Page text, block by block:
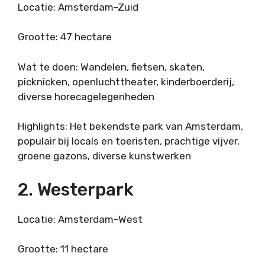
Locatie: Amsterdam-Zuid
Grootte: 47 hectare
Wat te doen: Wandelen, fietsen, skaten,
picknicken, openluchttheater, kinderboerderij,
diverse horecagelegenheden
Highlights: Het bekendste park van Amsterdam,
populair bij locals en toeristen, prachtige vijver,
groene gazons, diverse kunstwerken
2. Westerpark
Locatie: Amsterdam-West
Grootte: 11 hectare